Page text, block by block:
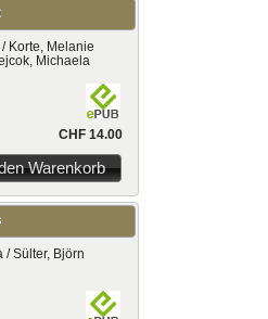
Korte, Melanie
Michaela
CHF 14.00
Warenkorb
/ Sülter, Björn